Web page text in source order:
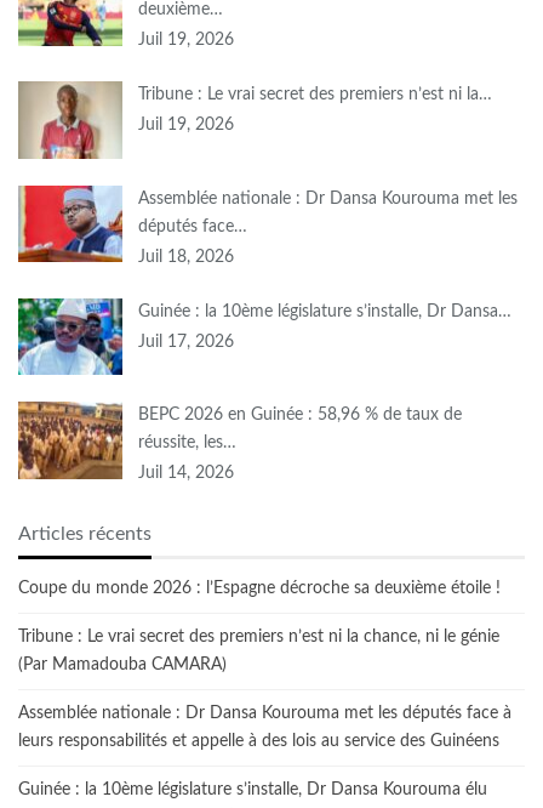
deuxième…
Juil 19, 2026
Tribune : Le vrai secret des premiers n’est ni la…
Juil 19, 2026
Assemblée nationale : Dr Dansa Kourouma met les
députés face…
Juil 18, 2026
Guinée : la 10ème législature s’installe, Dr Dansa…
Juil 17, 2026
BEPC 2026 en Guinée : 58,96 % de taux de
réussite, les…
Juil 14, 2026
Articles récents
Coupe du monde 2026 : l’Espagne décroche sa deuxième étoile !
Tribune : Le vrai secret des premiers n’est ni la chance, ni le génie
(Par Mamadouba CAMARA)
Assemblée nationale : Dr Dansa Kourouma met les députés face à
leurs responsabilités et appelle à des lois au service des Guinéens
Guinée : la 10ème législature s’installe, Dr Dansa Kourouma élu